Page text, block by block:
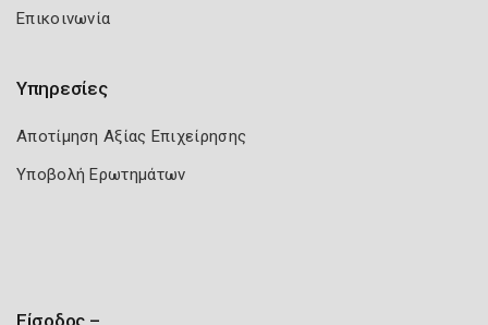
Επικοινωνία
Υπηρεσίες
Αποτίμηση Αξίας Επιχείρησης
Υποβολή Ερωτημάτων
Είσοδος –